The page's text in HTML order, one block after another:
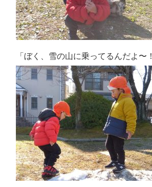
「ぼく、雪の山に乗ってるんだよ〜！